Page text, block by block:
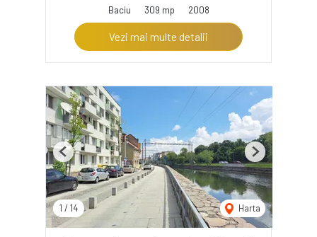
Baciu
309 mp 2008
Vezi mai multe detalii
1 / 14 Harta
Previous Next